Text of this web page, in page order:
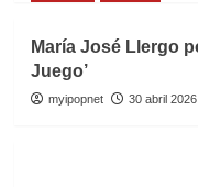
María José Llergo
Juego’
myipopnet 30 abril 2026